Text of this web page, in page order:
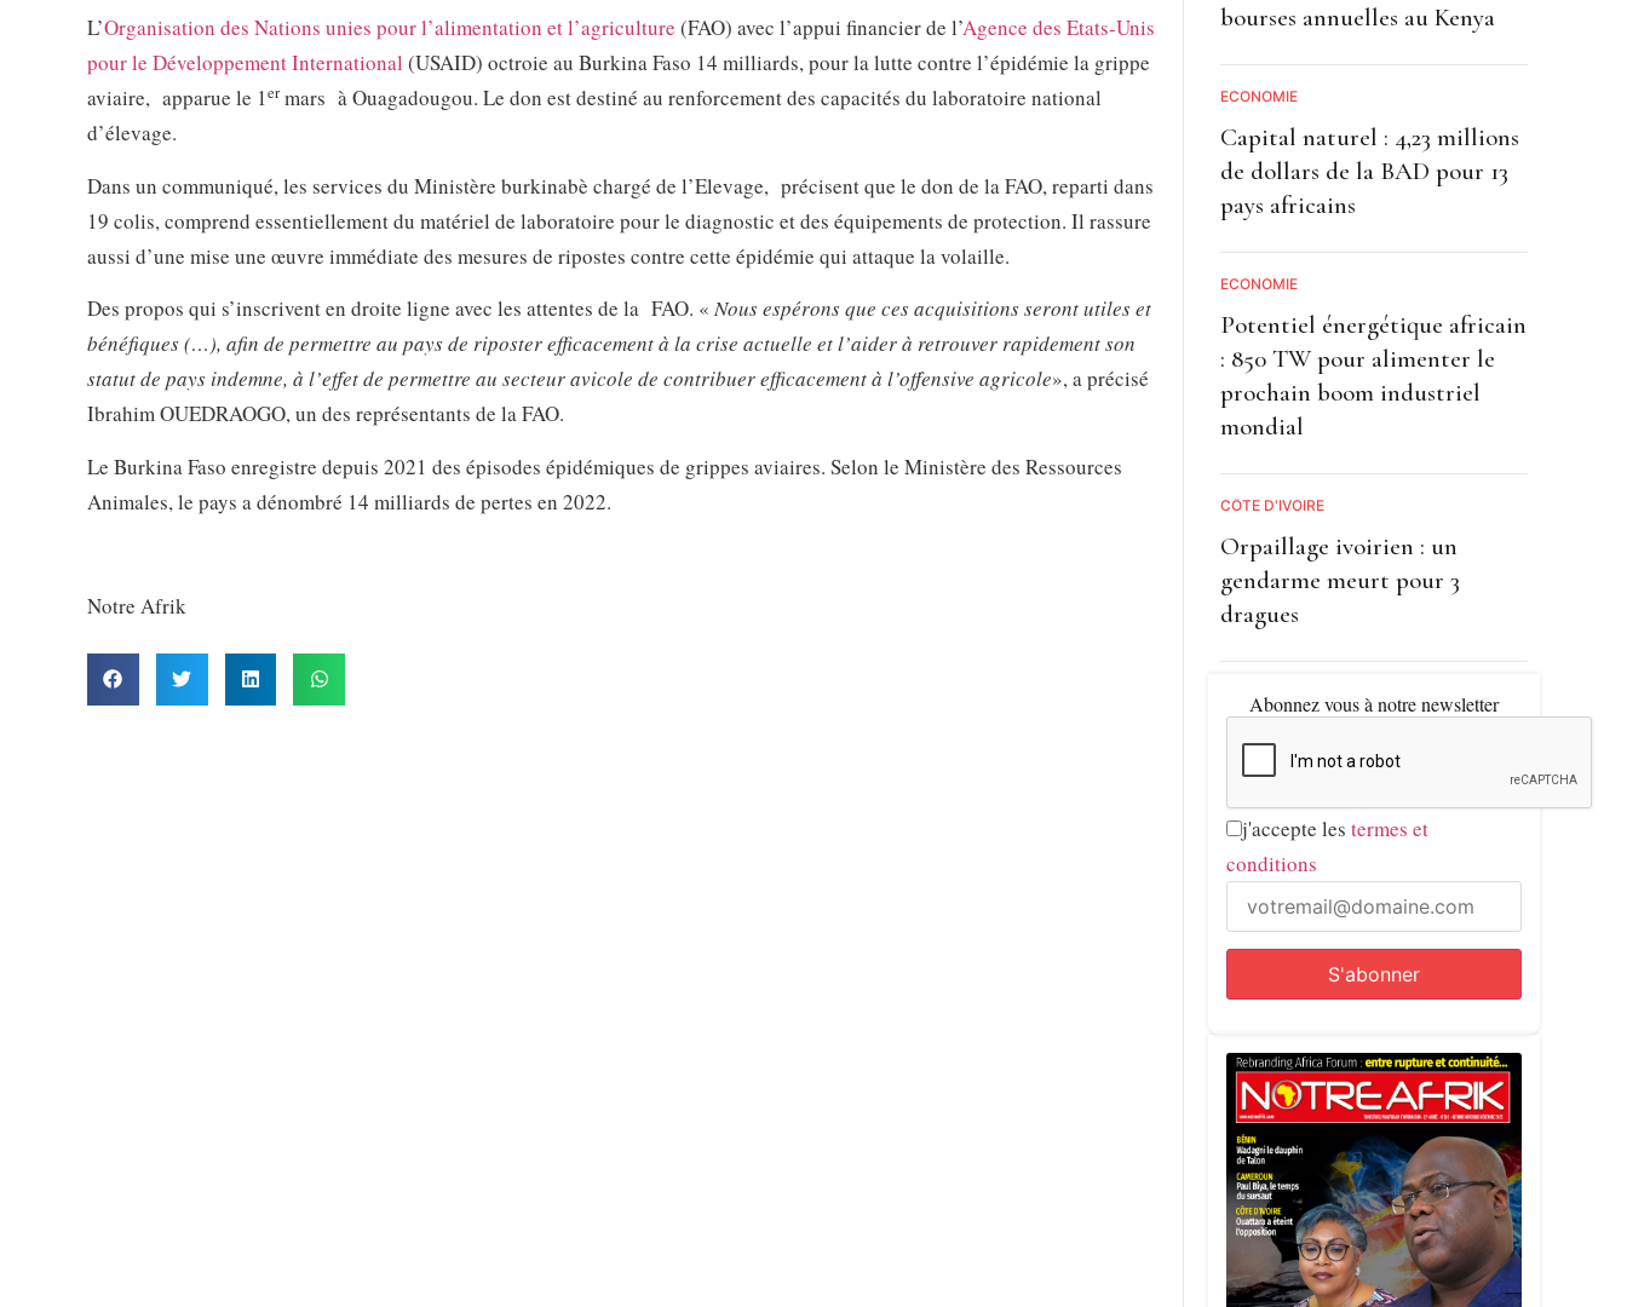
L’Organisation des Nations unies pour l’alimentation et l’agriculture (FAO) avec l’appui financier de l’Agence des Etats-Unis
pour le Développement International (USAID) octroie au Burkina Faso 14 milliards, pour la lutte contre l’épidémie la grippe
aviaire, apparue le 1ermars à Ouagadougou. Le don est destiné au renforcement des capacités du laboratoire national
d’élevage.
Dans un communiqué, les services du Ministère burkinabè chargé de l’Elevage, précisent que le don de la FAO, reparti dans
19 colis, comprend essentiellement du matériel de laboratoire pour le diagnostic et des équipements de protection. Il rassure
aussi d’une mise une œuvre immédiate des mesures de ripostes contre cette épidémie qui attaque la volaille.
Des propos qui s’inscrivent en droite ligne avec les attentes de la FAO. « Nous espérons que ces acquisitions seront utiles et
bénéfiques (…), afin de permettre au pays de riposter efficacement à la crise actuelle et l’aider à retrouver rapidement son
statut de pays indemne, à l’effet de permettre au secteur avicole de contribuer efficacement à l’offensive agricole», a précisé
Ibrahim OUEDRAOGO, un des représentants de la FAO.
Le Burkina Faso enregistre depuis 2021 des épisodes épidémiques de grippes aviaires. Selon le Ministère des Ressources
Animales, le pays a dénombré 14 milliards de pertes en 2022.
Notre Afrik
bourses annuelles au Kenya
ECONOMIE
Capital naturel : 4,23 millions
de dollars de la BAD pour 13
pays africains
ECONOMIE
Potentiel énergétique africain
: 850 TW pour alimenter le
prochain boom industriel
mondial
CÔTE D'IVOIRE
Orpaillage ivoirien : un
gendarme meurt pour 3
dragues
Abonnez vous à notre newsletter
j'accepte les termes et
conditions